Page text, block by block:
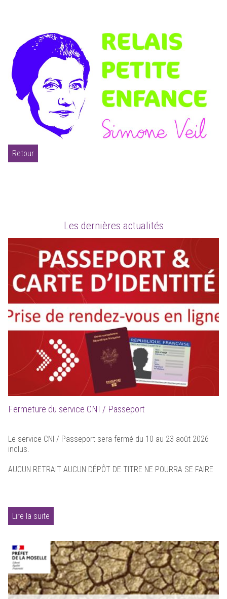
Retour
Les dernières actualités
Fermeture du service CNI / Passeport
Le service CNI / Passeport sera fermé du 10 au 23 août 2026
inclus.
AUCUN RETRAIT AUCUN DÉPÔT DE TITRE NE POURRA SE FAIRE
Lire la suite